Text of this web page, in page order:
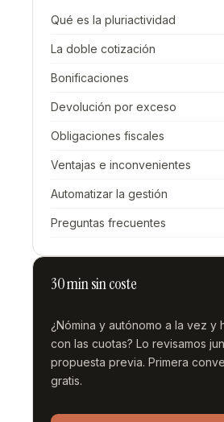
Qué es la pluriactividad
La doble cotización
Bonificaciones
Devolución por exceso
Obligaciones fiscales
Ventajas e inconvenientes
Automatizar la gestión
Preguntas frecuentes
30 min sin coste
¿Nómina y autónomo a la vez y
con las cuotas? Lo revisamos
propuesta previa. Primera
gratis.